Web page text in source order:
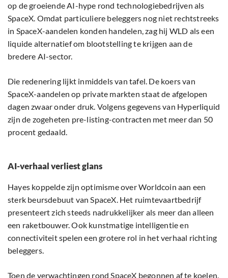
op de groeiende AI-hype rond technologiebedrijven als
SpaceX. Omdat particuliere beleggers nog niet rechtstreeks
in SpaceX-aandelen konden handelen, zag hij WLD als een
liquide alternatief om blootstelling te krijgen aan de
bredere AI-sector.
Die redenering lijkt inmiddels van tafel. De koers van
SpaceX-aandelen op private markten staat de afgelopen
dagen zwaar onder druk. Volgens gegevens van Hyperliquid
zijn de zogeheten pre-listing-contracten met meer dan 50
procent gedaald.
AI-verhaal verliest glans
Hayes koppelde zijn optimisme over Worldcoin aan een
sterk beursdebuut van SpaceX. Het ruimtevaartbedrijf
presenteert zich steeds nadrukkelijker als meer dan alleen
een raketbouwer. Ook kunstmatige intelligentie en
connectiviteit spelen een grotere rol in het verhaal richting
beleggers.
Toen de verwachtingen rond SpaceX begonnen af te koelen,